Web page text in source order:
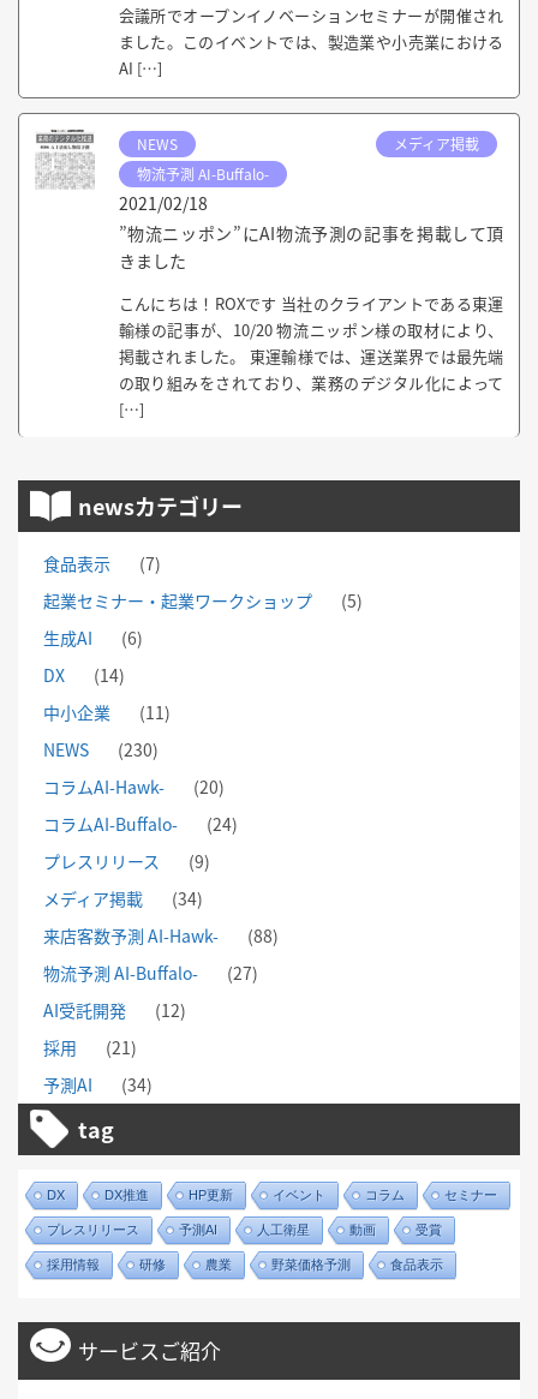
会議所でオープンイノベーションセミナーが開催され
ました。このイベントでは、製造業や小売業における
AI […]
NEWS
メディア掲載
物流予測 AI-Buffalo-
2021/02/18
”物流ニッポン”にAI物流予測の記事を掲載して頂
きました
こんにちは！ROXです 当社のクライアントである東運
輸様の記事が、10/20 物流ニッポン様の取材により、
掲載されました。 東運輸様では、運送業界では最先端
の取り組みをされており、業務のデジタル化によって
[…]
newsカテゴリー
食品表示
(7)
起業セミナー・起業ワークショップ
(5)
生成AI
(6)
DX
(14)
中小企業
(11)
NEWS
(230)
コラムAI-Hawk-
(20)
コラムAI-Buffalo-
(24)
プレスリリース
(9)
メディア掲載
(34)
来店客数予測 AI-Hawk-
(88)
物流予測 AI-Buffalo-
(27)
AI受託開発
(12)
採用
(21)
予測AI
(34)
tag
DX DX推進 HP更新 イベント コラム セミナー
プレスリリース 予測AI 人工衛星 動画 受賞
採用情報 研修 農業 野菜価格予測 食品表示
サービスご紹介